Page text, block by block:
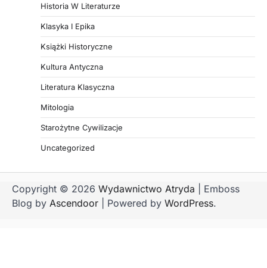
Historia W Literaturze
Klasyka I Epika
Książki Historyczne
Kultura Antyczna
Literatura Klasyczna
Mitologia
Starożytne Cywilizacje
Uncategorized
Copyright © 2026 Wydawnictwo Atryda | Emboss
Blog by Ascendoor | Powered by WordPress.